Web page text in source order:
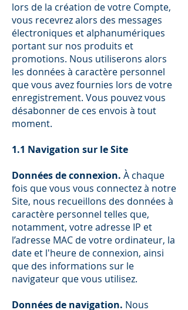
lors de la création de votre Compte,
vous recevrez alors des messages
électroniques et alphanumériques
portant sur nos produits et
promotions. Nous utiliserons alors
les données à caractère personnel
que vous avez fournies lors de votre
enregistrement. Vous pouvez vous
désabonner de ces envois à tout
moment.
1.1 Navigation sur le Site
Données de connexion. À chaque
fois que vous vous connectez à notre
Site, nous recueillons des données à
caractère personnel telles que,
notamment, votre adresse IP et
l’adresse MAC de votre ordinateur, la
date et l'heure de connexion, ainsi
que des informations sur le
navigateur que vous utilisez.
Données de navigation. Nous